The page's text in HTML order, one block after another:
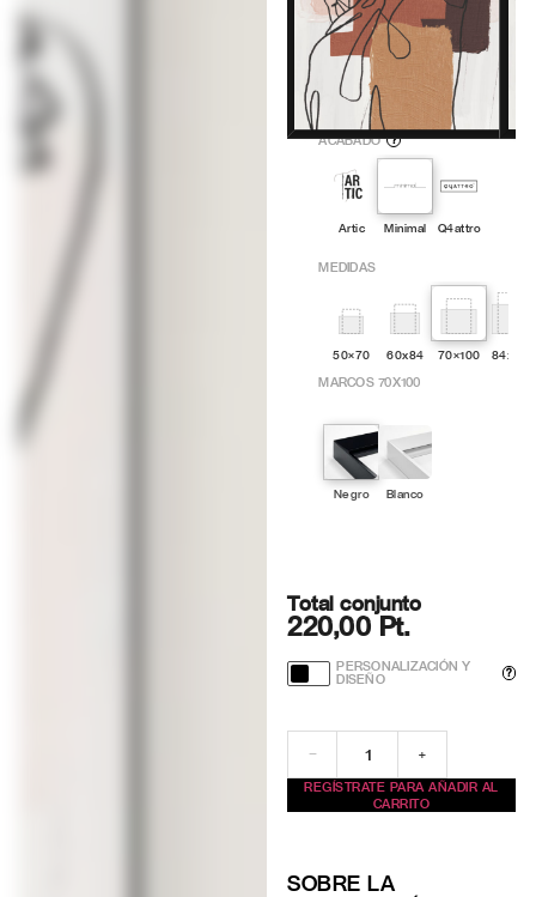
ACABADO ?
Artic Minimal Q4attro
MEDIDAS
50×70 60x84 70×100 84x120
MARCOS 70X100
Negro Blanco
Total conjunto
220,00 Pt.
PERSONALIZACIÓN Y
DISEÑO
?
− +
REGÍSTRATE PARA AÑADIR AL
CARRITO
SOBRE LA